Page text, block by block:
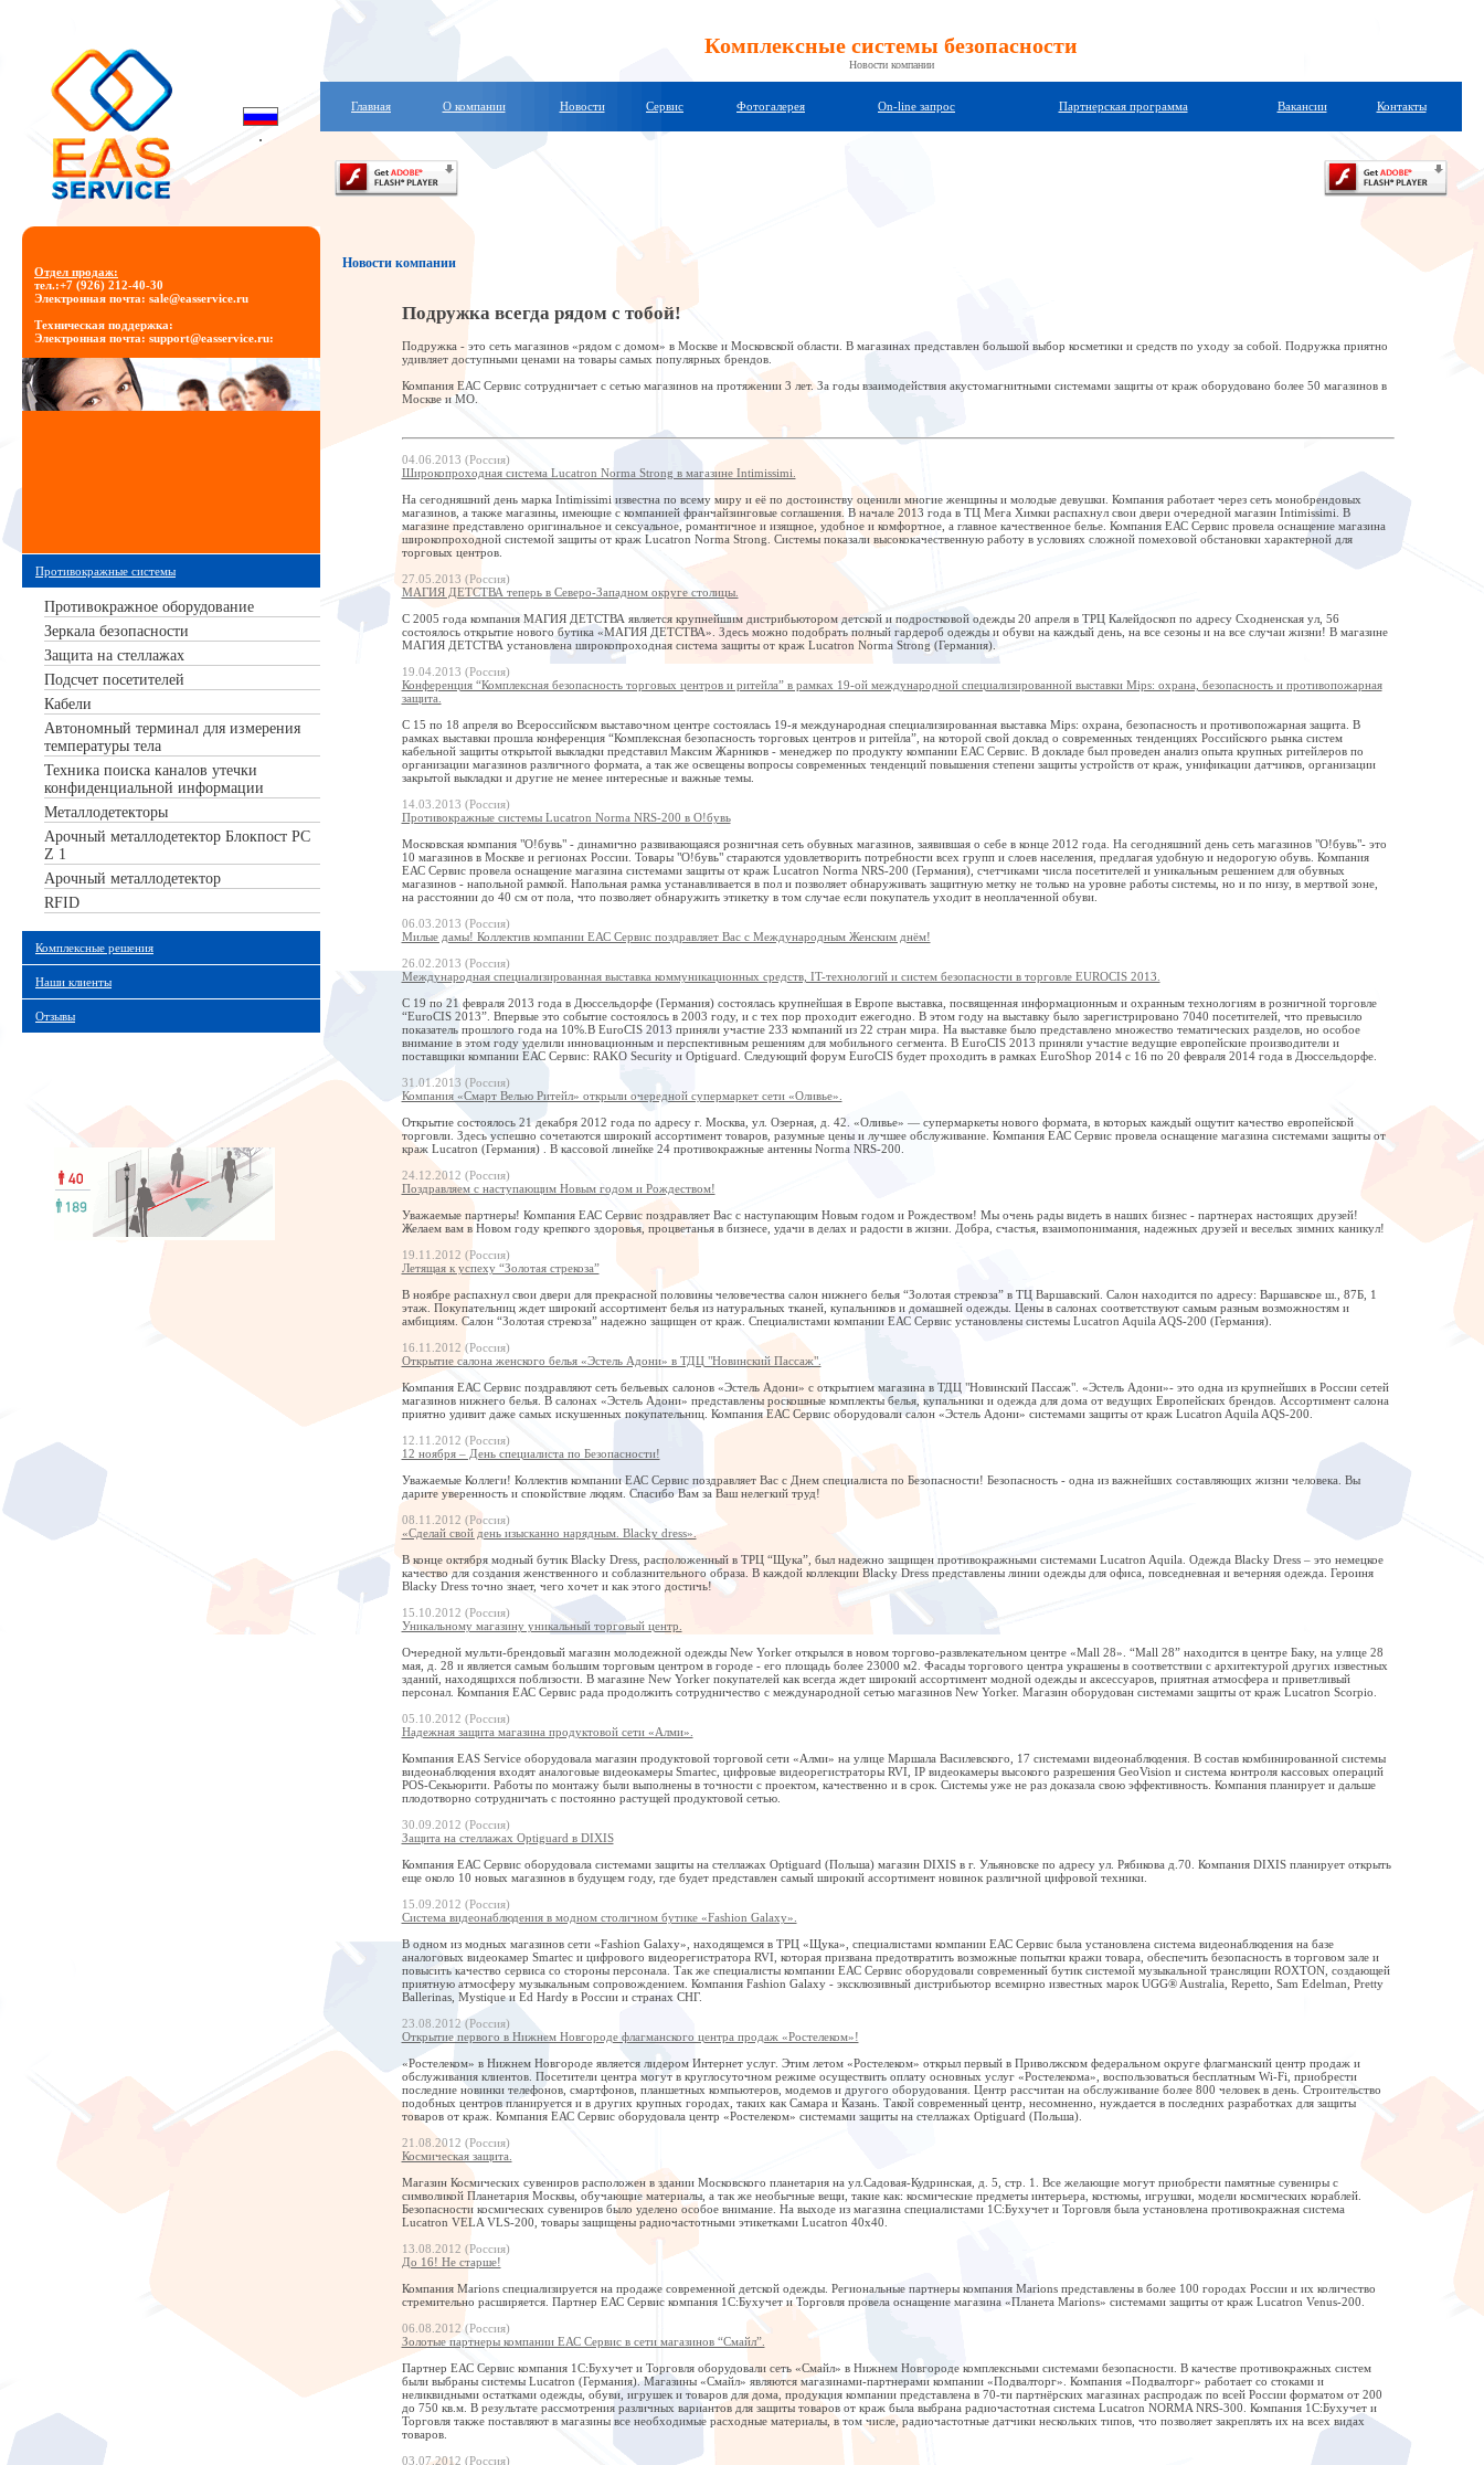
Комплексные системы безопасности
Новости компании
Главная О компании Новости Сервис Фотогалерея On-line запрос Партнерская программа Вакансии Контакты
Отдел продаж:
тел.:+7 (926) 212-40-30
Электронная почта: sale@easservice.ru
Техническая поддержка:
Электронная почта: support@easservice.ru:
Противокражные системы
Противокражное оборудование
Зеркала безопасности
Защита на стеллажах
Подсчет посетителей
Кабели
Автономный терминал для измерения
температуры тела
Техника поиска каналов утечки
конфиденциальной информации
Металлодетекторы
Арочный металлодетектор Блокпост РС
Z 1
Арочный металлодетектор
RFID
Комплексные решения
Наши клиенты
Отзывы
Новости компании
Подружка всегда рядом с тобой!
Подружка - это сеть магазинов «рядом с домом» в Москве и Московской области. В магазинах представлен большой выбор косметики и средств по уходу за собой. Подружка приятно
удивляет доступными ценами на товары самых популярных брендов.
Компания ЕАС Сервис сотрудничает с сетью магазинов на протяжении 3 лет. За годы взаимодействия акустомагнитными системами защиты от краж оборудовано более 50 магазинов в
Москве и МО.
04.06.2013 (Россия)
Широкопроходная система Lucatron Norma Strong в магазине Intimissimi.
На сегодняшний день марка Intimissimi известна по всему миру и её по достоинству оценили многие женщины и молодые девушки. Компания работает через сеть монобрендовых
магазинов, а также магазины, имеющие с компанией франчайзинговые соглашения. В начале 2013 года в ТЦ Мега Химки распахнул свои двери очередной магазин Intimissimi. В
магазине представлено оригинальное и сексуальное, романтичное и изящное, удобное и комфортное, а главное качественное белье. Компания ЕАС Сервис провела оснащение магазина
широкопроходной системой защиты от краж Lucatron Norma Strong. Системы показали высококачественную работу в условиях сложной помеховой обстановки характерной для
торговых центров.
27.05.2013 (Россия)
МАГИЯ ДЕТСТВА теперь в Северо-Западном округе столицы.
С 2005 года компания МАГИЯ ДЕТСТВА является крупнейшим дистрибьютором детской и подростковой одежды 20 апреля в ТРЦ Калейдоскоп по адресу Сходненская ул, 56
состоялось открытие нового бутика «МАГИЯ ДЕТСТВА». Здесь можно подобрать полный гардероб одежды и обуви на каждый день, на все сезоны и на все случаи жизни! В магазине
МАГИЯ ДЕТСТВА установлена широкопроходная система защиты от краж Lucatron Norma Strong (Германия).
19.04.2013 (Россия)
Конференция “Комплексная безопасность торговых центров и ритейла” в рамках 19-ой международной специализированной выставки Mips: охрана, безопасность и противопожарная
защита.
С 15 по 18 апреля во Всероссийском выставочном центре состоялась 19-я международная специализированная выставка Mips: охрана, безопасность и противопожарная защита. В
рамках выставки прошла конференция “Комплексная безопасность торговых центров и ритейла”, на которой свой доклад о современных тенденциях Российского рынка систем
кабельной защиты открытой выкладки представил Максим Жарников - менеджер по продукту компании ЕАС Сервис. В докладе был проведен анализ опыта крупных ритейлеров по
организации магазинов различного формата, а так же освещены вопросы современных тенденций повышения степени защиты устройств от краж, унификации датчиков, организации
закрытой выкладки и другие не менее интересные и важные темы.
14.03.2013 (Россия)
Противокражные системы Lucatron Norma NRS-200 в О!бувь
Московская компания "О!бувь" - динамично развивающаяся розничная сеть обувных магазинов, заявившая о себе в конце 2012 года. На сегодняшний день сеть магазинов "О!бувь"- это
10 магазинов в Москве и регионах России. Товары "О!бувь" стараются удовлетворить потребности всех групп и слоев населения, предлагая удобную и недорогую обувь. Компания
ЕАС Сервис провела оснащение магазина системами защиты от краж Lucatron Norma NRS-200 (Германия), счетчиками числа посетителей и уникальным решением для обувных
магазинов - напольной рамкой. Напольная рамка устанавливается в пол и позволяет обнаруживать защитную метку не только на уровне работы системы, но и по низу, в мертвой зоне,
на расстоянии до 40 см от пола, что позволяет обнаружить этикетку в том случае если покупатель уходит в неоплаченной обуви.
06.03.2013 (Россия)
Милые дамы! Коллектив компании ЕАС Сервис поздравляет Вас с Международным Женским днём!
26.02.2013 (Россия)
Международная специализированная выставка коммуникационных средств, IT-технологий и систем безопасности в торговле EUROCIS 2013.
С 19 по 21 февраля 2013 года в Дюссельдорфе (Германия) состоялась крупнейшая в Европе выставка, посвященная информационным и охранным технологиям в розничной торговле
“EuroCIS 2013”. Впервые это событие состоялось в 2003 году, и с тех пор проходит ежегодно. В этом году на выставку было зарегистрировано 7040 посетителей, что превысило
показатель прошлого года на 10%.В EuroCIS 2013 приняли участие 233 компаний из 22 стран мира. На выставке было представлено множество тематических разделов, но особое
внимание в этом году уделили инновационным и перспективным решениям для мобильного сегмента. В EuroCIS 2013 приняли участие ведущие европейские производители и
поставщики компании ЕАС Сервис: RAKO Security и Optiguard. Следующий форум EuroCIS будет проходить в рамках EuroShop 2014 с 16 по 20 февраля 2014 года в Дюссельдорфе.
31.01.2013 (Россия)
Компания «Смарт Велью Ритейл» открыли очередной супермаркет сети «Оливье».
Открытие состоялось 21 декабря 2012 года по адресу г. Москва, ул. Озерная, д. 42. «Оливье» — супермаркеты нового формата, в которых каждый ощутит качество европейской
торговли. Здесь успешно сочетаются широкий ассортимент товаров, разумные цены и лучшее обслуживание. Компания ЕАС Сервис провела оснащение магазина системами защиты от
краж Lucatron (Германия) . В кассовой линейке 24 противокражные антенны Norma NRS-200.
24.12.2012 (Россия)
Поздравляем с наступающим Новым годом и Рождеством!
Уважаемые партнеры! Компания ЕАС Сервис поздравляет Вас с наступающим Новым годом и Рождеством! Мы очень рады видеть в наших бизнес - партнерах настоящих друзей!
Желаем вам в Новом году крепкого здоровья, процветанья в бизнесе, удачи в делах и радости в жизни. Добра, счастья, взаимопонимания, надежных друзей и веселых зимних каникул!
19.11.2012 (Россия)
Летящая к успеху “Золотая стрекоза”
В ноябре распахнул свои двери для прекрасной половины человечества салон нижнего белья “Золотая стрекоза” в ТЦ Варшавский. Салон находится по адресу: Варшавское ш., 87Б, 1
этаж. Покупательниц ждет широкий ассортимент белья из натуральных тканей, купальников и домашней одежды. Цены в салонах соответствуют самым разным возможностям и
амбициям. Салон “Золотая стрекоза” надежно защищен от краж. Специалистами компании ЕАС Сервис установлены системы Lucatron Aquila AQS-200 (Германия).
16.11.2012 (Россия)
Открытие салона женского белья «Эстель Адони» в ТДЦ "Новинский Пассаж".
Компания ЕАС Сервис поздравляют сеть бельевых салонов «Эстель Адони» с открытием магазина в ТДЦ "Новинский Пассаж". «Эстель Адони»- это одна из крупнейших в России сетей
магазинов нижнего белья. В салонах «Эстель Адони» представлены роскошные комплекты белья, купальники и одежда для дома от ведущих Европейских брендов. Ассортимент салона
приятно удивит даже самых искушенных покупательниц. Компания ЕАС Сервис оборудовали салон «Эстель Адони» системами защиты от краж Lucatron Aquila AQS-200.
12.11.2012 (Россия)
12 ноября – День специалиста по Безопасности!
Уважаемые Коллеги! Коллектив компании ЕАС Сервис поздравляет Вас с Днем специалиста по Безопасности! Безопасность - одна из важнейших составляющих жизни человека. Вы
дарите уверенность и спокойствие людям. Спасибо Вам за Ваш нелегкий труд!
08.11.2012 (Россия)
«Сделай свой день изысканно нарядным. Blacky dress».
В конце октября модный бутик Blacky Dress, расположенный в ТРЦ “Щука”, был надежно защищен противокражными системами Lucatron Aquila. Одежда Blacky Dress – это немецкое
качество для создания женственного и соблазнительного образа. В каждой коллекции Blacky Dress представлены линии одежды для офиса, повседневная и вечерняя одежда. Героиня
Blacky Dress точно знает, чего хочет и как этого достичь!
15.10.2012 (Россия)
Уникальному магазину уникальный торговый центр.
Очередной мульти-брендовый магазин молодежной одежды New Yorker открылся в новом торгово-развлекательном центре «Маll 28». “Mall 28” находится в центре Баку, на улице 28
мая, д. 28 и является самым большим торговым центром в городе - его площадь более 23000 м2. Фасады торгового центра украшены в соответствии с архитектурой других известных
зданий, находящихся поблизости. В магазине New Yorker покупателей как всегда ждет широкий ассортимент модной одежды и аксессуаров, приятная атмосфера и приветливый
персонал. Компания ЕАС Сервис рада продолжить сотрудничество с международной сетью магазинов New Yorker. Магазин оборудован системами защиты от краж Lucatron Scorpio.
05.10.2012 (Россия)
Надежная защита магазина продуктовой сети «Алми».
Компания EAS Service оборудовала магазин продуктовой торговой сети «Алми» на улице Маршала Василевского, 17 системами видеонаблюдения. В состав комбинированной системы
видеонаблюдения входят аналоговые видеокамеры Smartec, цифровые видеорегистраторы RVI, IP видеокамеры высокого разрешения GeoVision и система контроля кассовых операций
POS-Секьюрити. Работы по монтажу были выполнены в точности с проектом, качественно и в срок. Системы уже не раз доказала свою эффективность. Компания планирует и дальше
плодотворно сотрудничать с постоянно растущей продуктовой сетью.
30.09.2012 (Россия)
Защита на стеллажах Optiguard в DIXIS
Компания ЕАС Сервис оборудовала системами защиты на стеллажах Optiguard (Польша) магазин DIXIS в г. Ульяновске по адресу ул. Рябикова д.70. Компания DIXIS планирует открыть
еще около 10 новых магазинов в будущем году, где будет представлен самый широкий ассортимент новинок различной цифровой техники.
15.09.2012 (Россия)
Система видеонаблюдения в модном столичном бутике «Fashion Galaxy».
В одном из модных магазинов сети «Fashion Galaxy», находящемся в ТРЦ «Щука», специалистами компании ЕАС Сервис была установлена система видеонаблюдения на базе
аналоговых видеокамер Smartec и цифрового видеорегистратора RVI, которая призвана предотвратить возможные попытки кражи товара, обеспечить безопасность в торговом зале и
повысить качество сервиса со стороны персонала. Так же специалисты компании ЕАС Сервис оборудовали современный бутик системой музыкальной трансляции ROXTON, создающей
приятную атмосферу музыкальным сопровождением. Компания Fashion Galaxy - эксклюзивный дистрибьютор всемирно известных марок UGG® Australia, Repetto, Sam Edelman, Pretty
Ballerinas, Mystique и Ed Hardy в России и странах СНГ.
23.08.2012 (Россия)
Открытие первого в Нижнем Новгороде флагманского центра продаж «Ростелеком»!
«Ростелеком» в Нижнем Новгороде является лидером Интернет услуг. Этим летом «Ростелеком» открыл первый в Приволжском федеральном округе флагманский центр продаж и
обслуживания клиентов. Посетители центра могут в круглосуточном режиме осуществить оплату основных услуг «Ростелекома», воспользоваться бесплатным Wi-Fi, приобрести
последние новинки телефонов, смартфонов, планшетных компьютеров, модемов и другого оборудования. Центр рассчитан на обслуживание более 800 человек в день. Строительство
подобных центров планируется и в других крупных городах, таких как Самара и Казань. Такой современный центр, несомненно, нуждается в последних разработках для защиты
товаров от краж. Компания ЕАС Сервис оборудовала центр «Ростелеком» системами защиты на стеллажах Optiguard (Польша).
21.08.2012 (Россия)
Космическая защита.
Магазин Космических сувениров расположен в здании Московского планетария на ул.Садовая-Кудринская, д. 5, стр. 1. Все желающие могут приобрести памятные сувениры с
символикой Планетария Москвы, обучающие материалы, а так же необычные вещи, такие как: космические предметы интерьера, костюмы, игрушки, модели космических кораблей.
Безопасности космических сувениров было уделено особое внимание. На выходе из магазина специалистами 1С:Бухучет и Торговля была установлена противокражная система
Lucatron VELA VLS-200, товары защищены радиочастотными этикетками Lucatron 40х40.
13.08.2012 (Россия)
До 16! Не старше!
Компания Marions специализируется на продаже современной детской одежды. Региональные партнеры компания Marions представлены в более 100 городах России и их количество
стремительно расширяется. Партнер ЕАС Сервис компания 1С:Бухучет и Торговля провела оснащение магазина «Планета Marions» системами защиты от краж Lucatron Venus-200.
06.08.2012 (Россия)
Золотые партнеры компании ЕАС Сервис в сети магазинов “Смайл”.
Партнер ЕАС Сервис компания 1С:Бухучет и Торговля оборудовали сеть «Смайл» в Нижнем Новгороде комплексными системами безопасности. В качестве противокражных систем
были выбраны системы Lucatron (Германия). Магазины «Смайл» являются магазинами-партнерами компании «Подвалторг». Компания «Подвалторг» работает со стоками и
неликвидными остатками одежды, обуви, игрушек и товаров для дома, продукция компании представлена в 70-ти партнёрских магазинах распродаж по всей России форматом от 200
до 750 кв.м. В результате рассмотрения различных вариантов для защиты товаров от краж была выбрана радиочастотная система Lucatron NORMA NRS-300. Компания 1С:Бухучет и
Торговля также поставляют в магазины все необходимые расходные материалы, в том числе, радиочастотные датчики нескольких типов, что позволяет закреплять их на всех видах
товаров.
03.07.2012 (Россия)